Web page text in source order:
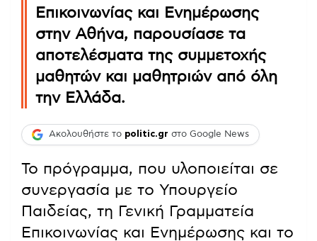
Επικοινωνίας και Ενημέρωσης
στην Αθήνα, παρουσίασε τα
αποτελέσματα της συμμετοχής
μαθητών και μαθητριών από όλη
την Ελλάδα.
Ακολουθήστε το politic.gr στο Google News
Το πρόγραμμα, που υλοποιείται σε
συνεργασία με το Υπουργείο
Παιδείας, τη Γενική Γραμματεία
Επικοινωνίας και Ενημέρωσης και το